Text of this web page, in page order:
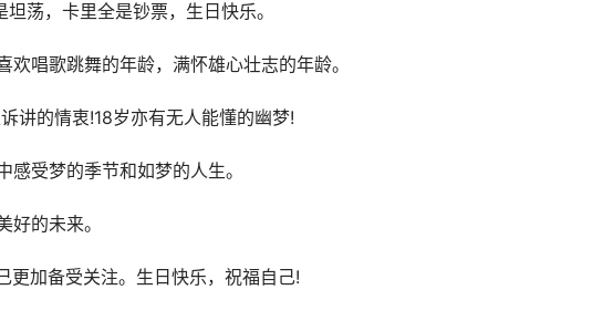
荡，卡里全是钞票，生日快乐。
唱歌跳舞的年龄，满怀雄心壮志的年龄。
讲的情衷!18岁亦有无人能懂的幽梦!
受梦的季节和如梦的人生。
好的未来。
更加备受关注。生日快乐，祝福自己!